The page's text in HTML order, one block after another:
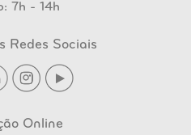
7h - 14h
Redes Sociais
Online